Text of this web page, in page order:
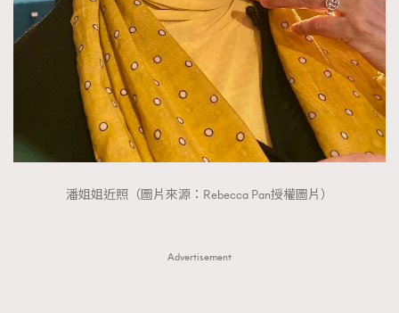
潘姐姐近照（圖片來源：Rebecca Pan授權圖片）
Advertisement